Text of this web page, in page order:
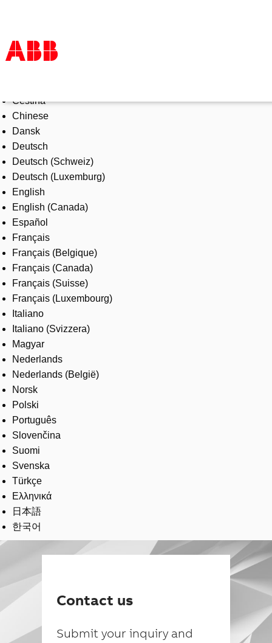
Products & Solutions
Industries
Services
About us
Where to buy
Contact us
Careers
Čeština
Chinese
Dansk
Deutsch
Deutsch (Schweiz)
Deutsch (Luxemburg)
English
English (Canada)
Español
Français
Français (Belgique)
Français (Canada)
Français (Suisse)
Français (Luxembourg)
Italiano
Italiano (Svizzera)
Magyar
Nederlands
Nederlands (België)
Norsk
Polski
Português
Slovenčina
Suomi
Svenska
Türkçe
Ελληνικά
日本語
한국어
Contact us
Submit your inquiry and